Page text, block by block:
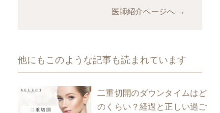
医師紹介ページへ →
他にもこのような記事も読まれています
二重切開のダウンタイムはど
のくらい？経過と正しい過ご